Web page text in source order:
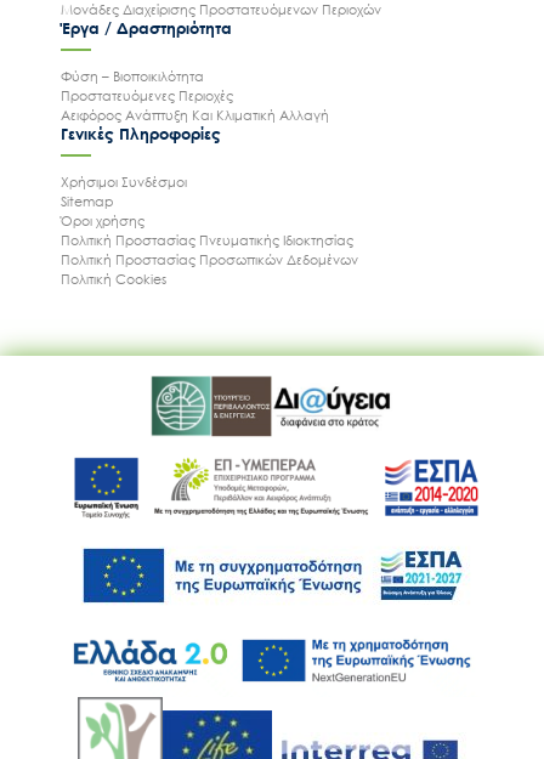
Ακολουθήστε μας
Μονάδες Διαχείρισης Προστατευόμενων Περιοχών
Έργα / Δραστηριότητα
Φύση – Βιοποικιλότητα
Προστατευόμενες Περιοχές
Αειφόρος Ανάπτυξη Και Κλιματική Αλλαγή
Γενικές Πληροφορίες
Χρήσιμοι Συνδέσμοι
Sitemap
Όροι χρήσης
Πολιτική Προστασίας Πνευματικής Ιδιοκτησίας
Πολιτική Προστασίας Προσωπικών Δεδομένων
Πολιτική Cookies